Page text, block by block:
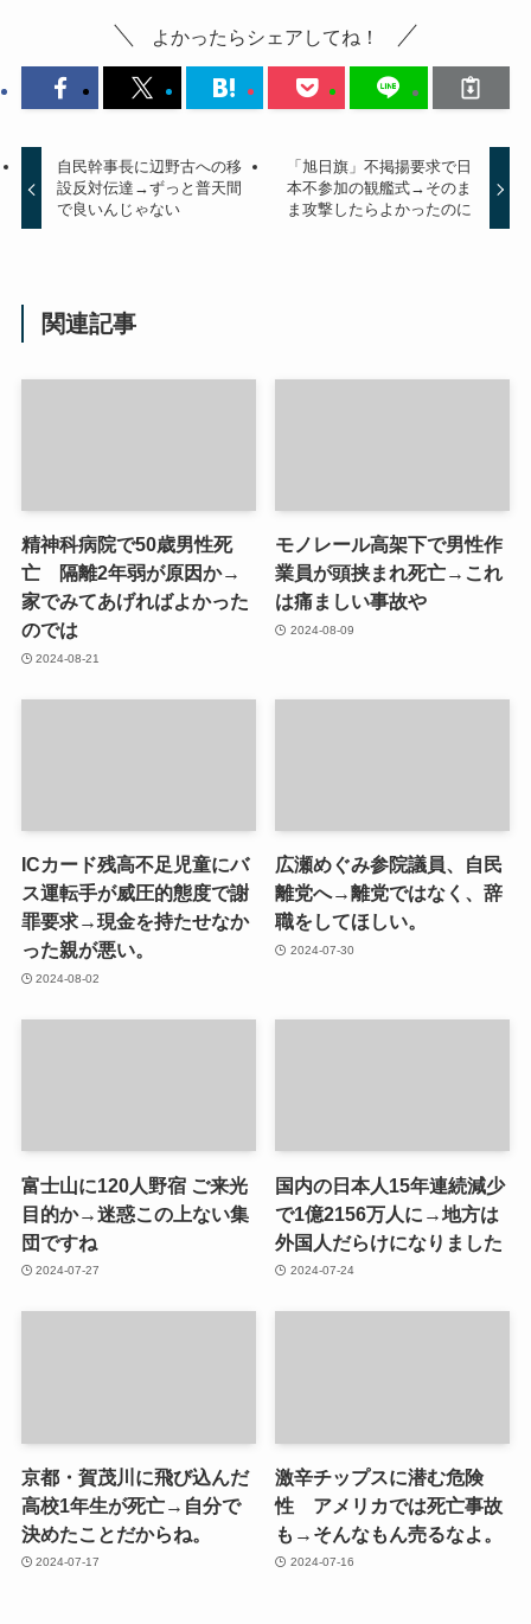
よかったらシェアしてね！
自民幹事長に辺野古への移
設反対伝達→ずっと普天間
で良いんじゃない
「旭日旗」不掲揚要求で日
本不参加の観艦式→そのま
ま攻撃したらよかったのに
関連記事
精神科病院で50歳男性死
亡 隔離2年弱が原因か→
家でみてあげればよかった
のでは
2024-08-21
モノレール高架下で男性作
業員が頭挟まれ死亡→これ
は痛ましい事故や
2024-08-09
ICカード残高不足児童にバ
ス運転手が威圧的態度で謝
罪要求→現金を持たせなか
った親が悪い。
2024-08-02
広瀬めぐみ参院議員、自民
離党へ→離党ではなく、辞
職をしてほしい。
2024-07-30
富士山に120人野宿 ご来光
目的か→迷惑この上ない集
団ですね
2024-07-27
国内の日本人15年連続減少
で1億2156万人に→地方は
外国人だらけになりました
2024-07-24
京都・賀茂川に飛び込んだ
高校1年生が死亡→自分で
決めたことだからね。
2024-07-17
激辛チップスに潜む危険
性 アメリカでは死亡事故
も→そんなもん売るなよ。
2024-07-16